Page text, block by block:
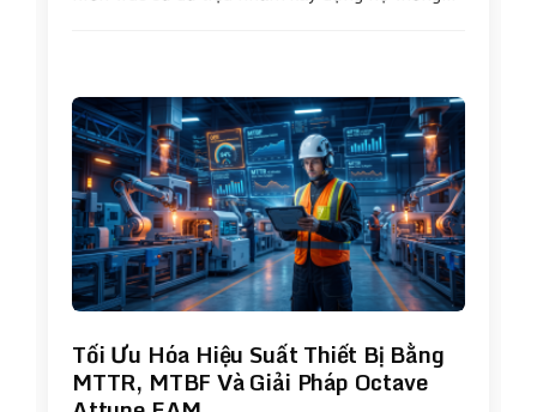
Tối Ưu Hóa Hiệu Suất Thiết Bị Bằng
MTTR, MTBF Và Giải Pháp Octave